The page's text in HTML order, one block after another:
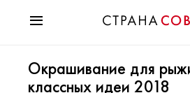
МодаОкрашивание для
классных идеи 2018